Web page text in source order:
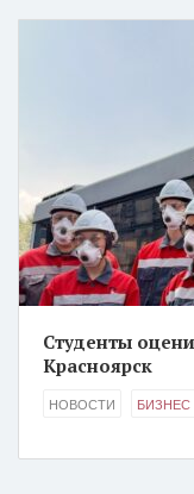
Студенты
Красноярск
НОВОСТИ БИЗНЕС